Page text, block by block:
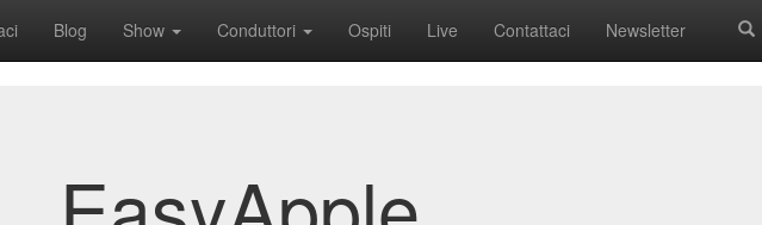
Blog Show Conduttori Ospiti Live Contattaci Newsletter